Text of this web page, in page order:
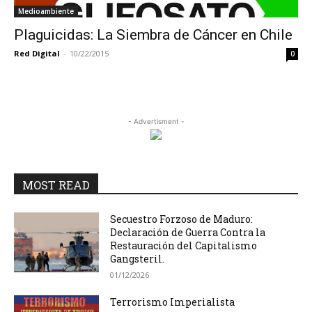
Medioambiente
Plaguicidas: La Siembra de Cáncer en Chile
Red Digital - 10/22/2015 0
- Advertisment -
MOST READ
Secuestro Forzoso de Maduro:
Declaración de Guerra Contra la
Restauración del Capitalismo
Gangsteril.
01/12/2026
Terrorismo Imperialista